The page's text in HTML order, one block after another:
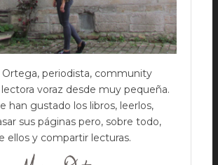
Ortega, periodista, community
voraz desde muy pequeña.
han gustado los libros, leerlos,
sus páginas pero, sobre todo,
ellos y compartir lecturas.